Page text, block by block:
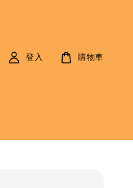
登入 購物車